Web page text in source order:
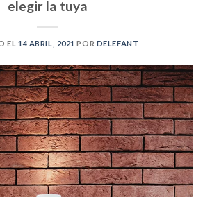
elegir la tuya
EL14 ABRIL, 2021 POR DELEFANT